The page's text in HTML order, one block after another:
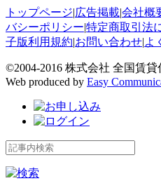
トップページ|広告掲載|会社概
バシーポリシー|特定商取引法
子版利用規約|お問い合わせ|よ
©2004-2016 株式会社 全国賃貸
Web produced by Easy